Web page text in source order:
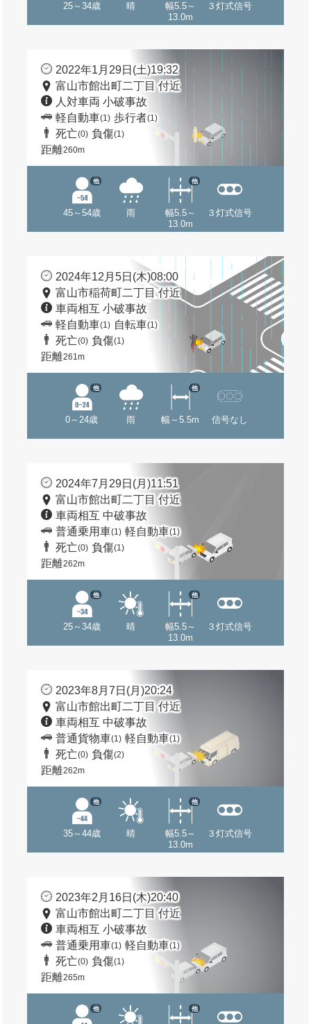
25～34歳 晴
幅5.5～
13.0m
３灯式信号
2022年1月29日(土)19:32
富山市館出町二丁目 付近
人対車両 小破事故
軽自動車(1) 歩行者(1)
死亡(0) 負傷(1)
距離260m
45～54歳
他
雨
幅5.5～
13.0m
他
３灯式信号
2024年12月5日(木)08:00
富山市稲荷町二丁目 付近
車両相互 小破事故
軽自動車(1) 自転車(1)
死亡(0) 負傷(1)
距離261m
0～24歳
他
雨 幅～5.5m
他
信号なし
2024年7月29日(月)11:51
富山市館出町二丁目 付近
車両相互 中破事故
普通乗用車(1) 軽自動車(1)
死亡(0) 負傷(1)
距離262m
25～34歳
他
晴
幅5.5～
13.0m
他
３灯式信号
2023年8月7日(月)20:24
富山市館出町二丁目 付近
車両相互 中破事故
普通貨物車(1) 軽自動車(1)
死亡(0) 負傷(2)
距離262m
35～44歳
他
晴
幅5.5～
13.0m
他
３灯式信号
2023年2月16日(木)20:40
富山市館出町二丁目 付近
車両相互 小破事故
普通乗用車(1) 軽自動車(1)
死亡(0) 負傷(1)
距離265m
他 他